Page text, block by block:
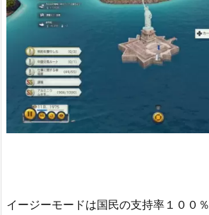
イージーモードは国民の支持率１００